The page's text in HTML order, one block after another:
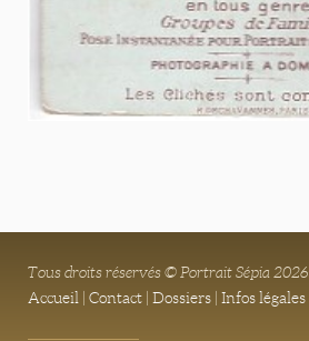
Tous droits réservés © Portrait Sépia 2026
Accueil Contact Dossiers Infos légales